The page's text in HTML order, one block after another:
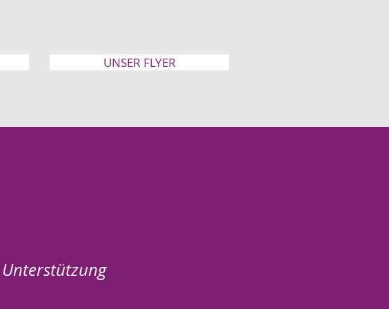
UNSER FLYER